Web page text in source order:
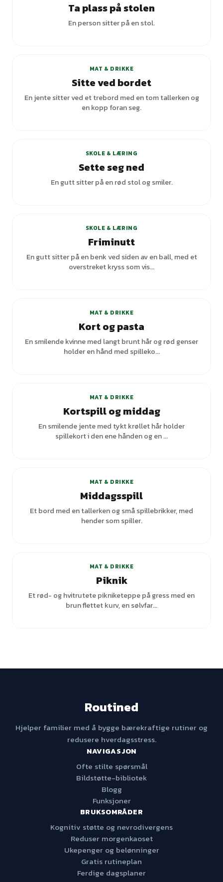
Ta plass på stolen
En person sitter på en stol.
MAT & DRIKKE
Sitte ved bordet
En jente sitter ved et trebord med en tom tallerken og
en kopp foran seg.
SKOLE & LÆRING
Sette seg ned
En gutt sitter på en rød stol og smiler.
SKOLE & LÆRING
Friminutt
En gutt sitter på en benk ved siden av en ball, med et
overstreket kryss som vis...
MAT & DRIKKE
Kort og pasta
En smilende kvinne med langt brunt hår og rød genser
holder en hånd med spilleko...
MAT & DRIKKE
Kortspill og middag
En smilende jente med tykt krøllet hår holder
spillekort i den ene hånden og en ...
MAT & DRIKKE
Middagsspill
Et bord med en tallerken og små spillebrikker, med
hender som spiller.
MAT & DRIKKE
Piknik
Et rød- og hvitrutete pikniketeppe på gress med en
brun flettet kurv, en sølvfar...
Routined
Hjelper familier med å bygge bærekraftige rutiner og
redusere hverdagsstress.
NAVIGASJON
Ofte stilte spørsmål
Bildstøtte-bibliotek
Blogg
Funksjoner
BRUKSOMRÅDER
Kognitiv støtte og nevrodivergens
Reduser morgenkaoset
Ukepenger og belønninger
Gratis rutineplan
Ferdige dagsplaner